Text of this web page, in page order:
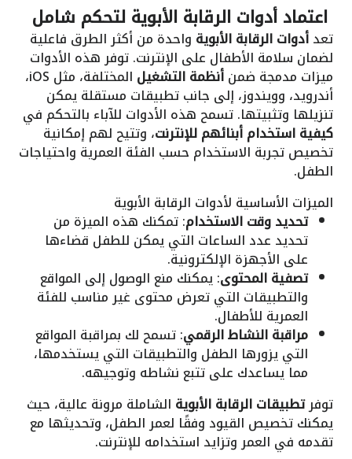
اعتماد أدوات الرقابة الأبوية لتحكم شامل
تعدأدوات الرقابة الأبوية واحدة من أكثر الطرق فاعلية
لضمان سلامة الأطفال على الإنترنت. توفر هذه الأدوات
ميزات مدمجة ضمنأنظمة التشغيل المختلفة، مثل iOS،
أندرويد، وويندوز، إلى جانب تطبيقات مستقلة يمكن
تنزيلها وتثبيتها. تسمح هذه الأدوات للآباء بالتحكم في
كيفية استخدام أبنائهم للإنترنت، وتتيح لهم إمكانية
تخصيص تجربة الاستخدام حسب الفئة العمرية واحتياجات
الطفل.
الميزات الأساسية لأدوات الرقابة الأبوية
تحديد وقت الاستخدام: تمكنك هذه الميزة من
تحديد عدد الساعات التي يمكن للطفل قضاءها
على الأجهزة الإلكترونية.
تصفية المحتوى: يمكنك منع الوصول إلى المواقع
والتطبيقات التي تعرض محتوى غير مناسب للفئة
العمرية للأطفال.
مراقبة النشاط الرقمي: تسمح لك بمراقبة المواقع
التي يزورها الطفل والتطبيقات التي يستخدمها،
مما يساعدك على تتبع نشاطه وتوجيهه.
توفرتطبيقات الرقابة الأبوية الشاملة مرونة عالية، حيث
يمكنك تخصيص القيود وفقًا لعمر الطفل، وتحديثها مع
تقدمه في العمر وتزايد استخدامه للإنترنت.